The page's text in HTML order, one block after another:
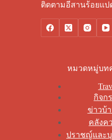
ติดตามอีสานร้อยแป
หมวดหมู่บท
กิจก
ข่าวบ้า
คลังค
ปราชญ์และ